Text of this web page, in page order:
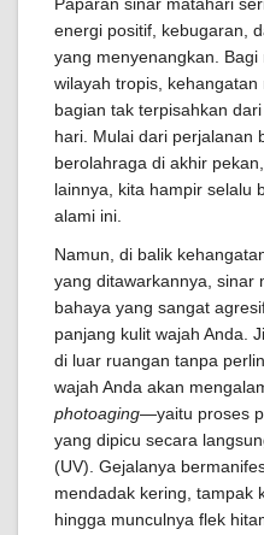
energi positif, kebugaran,
yang menyenangkan.
wilayah tropis,
bagian tak terpisahkan
hari. Mulai dari perjalanan
berolahraga di akhir
lainnya, kita hampir selalu
alami ini.
Namun, di balik
yang ditawarkannya, sinar
bahaya yang sangat
panjang kulit wajah Anda.
di luar ruangan tanpa
wajah Anda akan
photoaging—yaitu proses
yang dipicu secara
(UV). Gejalanya
mendadak kering, tampak
hingga munculnya flek